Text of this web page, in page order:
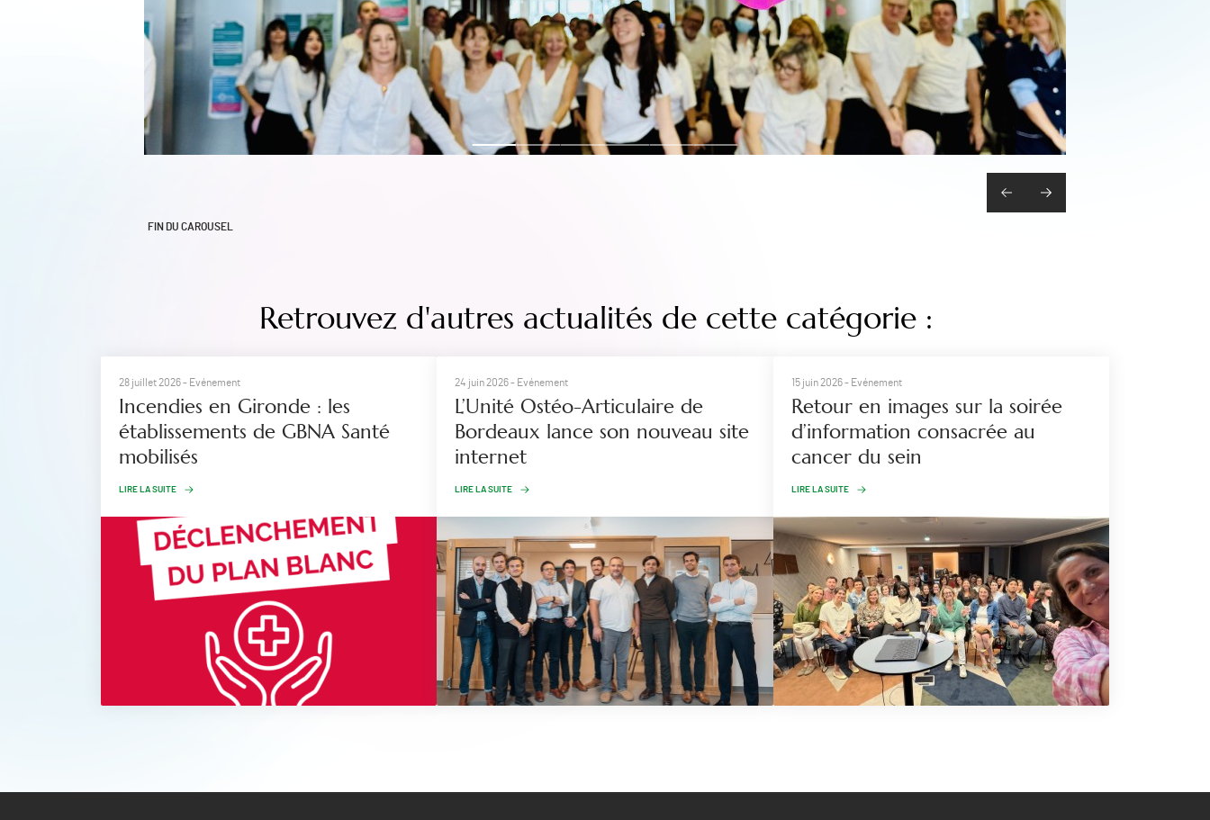
FIN DU CAROUSEL
Retrouvez d'autres actualités de cette catégorie :
28 juillet 2026- Evénement
Incendies en Gironde : les
établissements de GBNA Santé
mobilisés
LIRE LA SUITE
24 juin 2026- Evénement
L’Unité Ostéo-Articulaire de
Bordeaux lance son nouveau site
internet
LIRE LA SUITE
15 juin 2026- Evénement
Retour en images sur la soirée
d’information consacrée au
cancer du sein
LIRE LA SUITE